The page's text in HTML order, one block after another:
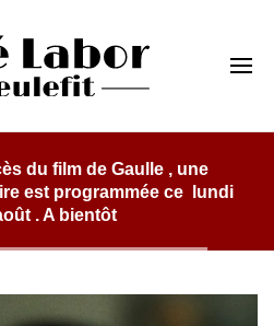
Labor
le mardi
du labor